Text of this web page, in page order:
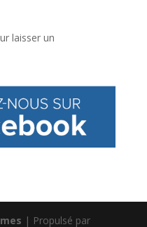
laisser un
| Propulsé par